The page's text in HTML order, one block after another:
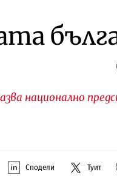
национално
Сподели Туит